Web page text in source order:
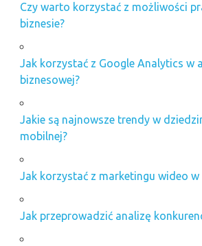
Czy warto korzystać z możliwości
biznesie?
Jak korzystać z Google Analytics w
biznesowej?
Jakie są najnowsze trendy w
mobilnej?
Jak korzystać z marketingu wideo w
Jak przeprowadzić analizę